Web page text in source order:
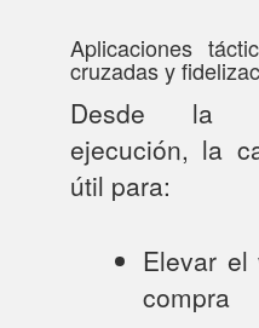
Aplicaciones
cruzadas y
Desde la
ejecución, la
útil para:
Elevar
compra